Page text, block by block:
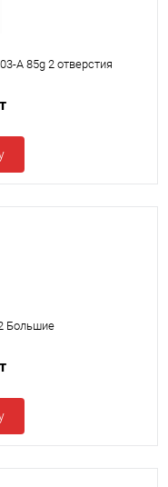
A 85g 2 отверстия
Большие